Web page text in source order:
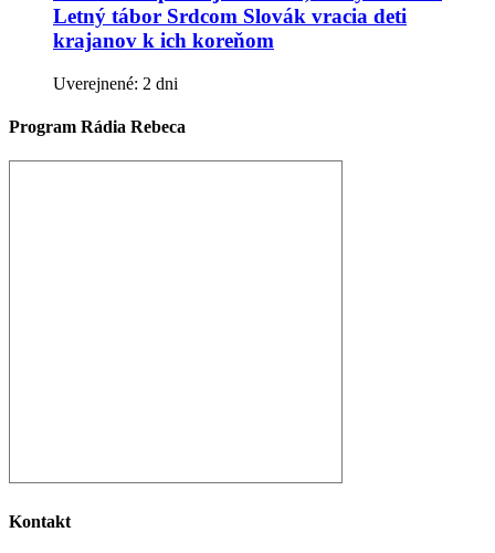
Letný tábor Srdcom Slovák vracia deti
krajanov k ich koreňom
Uverejnené: 2 dni
Program Rádia Rebeca
Kontakt